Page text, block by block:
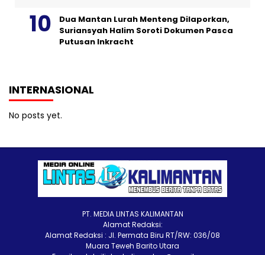
Dua Mantan Lurah Menteng Dilaporkan,
Suriansyah Halim Soroti Dokumen Pasca
Putusan Inkracht
INTERNASIONAL
No posts yet.
PT. MEDIA LINTAS KALIMANTAN
Alamat Redaksi:
Alamat Redaksi : Jl. Permata Biru RT/RW: 036/08
Muara Teweh Barito Utara